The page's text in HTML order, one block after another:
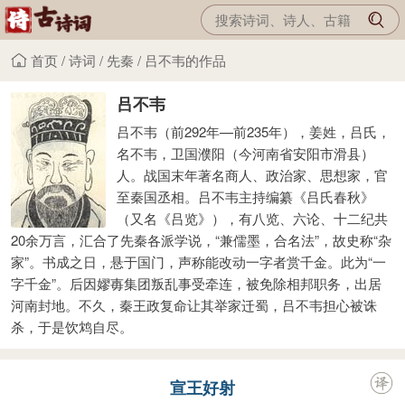
首页/诗词 / 先秦 / 吕不韦的作品
吕不韦
吕不韦（前292年—前235年），姜姓，吕氏，
名不韦，卫国濮阳（今河南省安阳市滑县）
人。战国末年著名商人、政治家、思想家，官
至秦国丞相。吕不韦主持编纂《吕氏春秋》
（又名《吕览》），有八览、六论、十二纪共
20余万言，汇合了先秦各派学说，“兼儒墨，合名法”，故史称“杂
家”。书成之日，悬于国门，声称能改动一字者赏千金。此为“一
字千金”。后因嫪毐集团叛乱事受牵连，被免除相邦职务，出居
河南封地。不久，秦王政复命让其举家迁蜀，吕不韦担心被诛
杀，于是饮鸩自尽。
宣王好射